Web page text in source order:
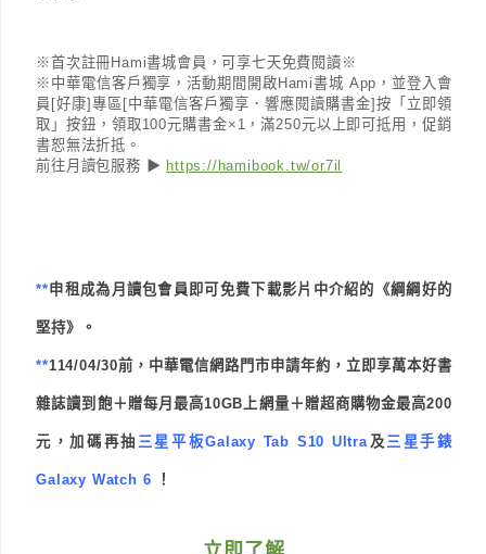
※首次註冊Hami書城會員，可享七天免費閱讀※
※中華電信客戶獨享，活動期間開啟Hami書城 App，並登入會
員[好康]專區[中華電信客戶獨享．響應閱讀購書金]按「立即領
取」按鈕，領取100元購書金×1，滿250元以上即可抵用，促銷
書恕無法折抵。
前往月讀包服務 ▶ https://hamibook.tw/or7il
** 申租成為月讀包會員即可免費下載影片中介紹的《綱綱好的
堅持》。
**114/04/30前，中華電信網路門市申請年約，立即享萬本好書
雜誌讀到飽＋贈每月最高10GB上網量＋贈超商購物金最高200
元，加碼再抽 三星平板Galaxy Tab S10 Ultra 及 三星手錶
Galaxy Watch 6 ！